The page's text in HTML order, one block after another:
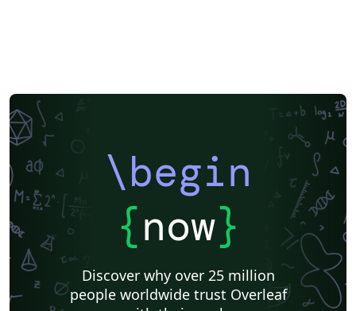
\begin
{now}
Discover why over 25 million
people worldwide trust Overleaf